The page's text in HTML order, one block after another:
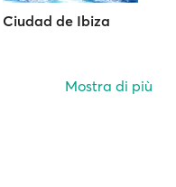
Ciudad de Ibiza
Mostra di più